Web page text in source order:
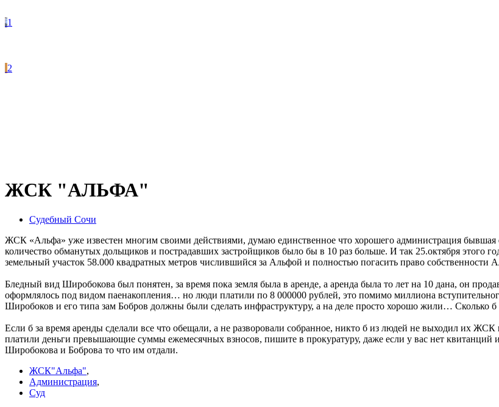
1
2
ЖСК "АЛЬФА"
Судебный Сочи
ЖСК «Альфа» уже известен многим своими действиями, думаю единственное что хорошего администрация бывшая
количество обманутых дольщиков и пострадавших застройщиков было бы в 10 раз больше. И так 25.октября этого
земельный участок 58.000 квадратных метров числившийся за Альфой и полностью погасить право собственности
Бледный вид Широбокова был понятен, за время пока земля была в аренде, а аренда была то лет на 10 дана, он
оформлялось под видом паенакопления… но люди платили по 8 000000 рублей, это помимо миллиона
Широбоков и его типа зам Бобров должны были сделать инфраструктуру, а на деле просто хорошо жили… Сколько
Если б за время аренды сделали все что обещали, а не разворовали собранное, никто б из людей не выходил их
платили деньги превышающие суммы ежемесячных взносов, пишите в прокуратуру, даже если у вас нет квитанций и
Широбокова и Боброва то что им отдали.
ЖСК"Альфа",
Администрация,
Суд